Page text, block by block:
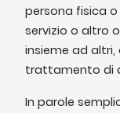
persona fisica
servizio o altro
insieme ad
trattamento di
In parole